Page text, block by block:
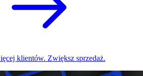
klientów. Zwiększ sprzedaż.